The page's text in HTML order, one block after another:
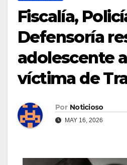
Fiscalía,
Defensoría
adolescente
víctima de
Por Noticioso
MAY 16, 2026